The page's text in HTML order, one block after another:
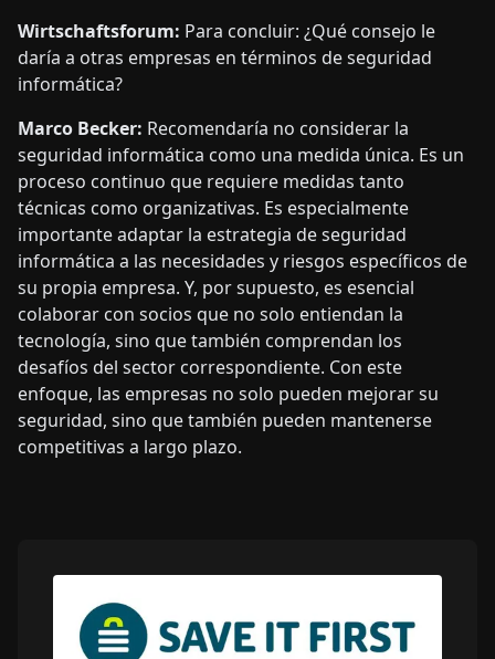
Wirtschaftsforum: Para concluir: ¿Qué consejo le
daría a otras empresas en términos de seguridad
informática?
Marco Becker: Recomendaría no considerar la
seguridad informática como una medida única. Es un
proceso continuo que requiere medidas tanto
técnicas como organizativas. Es especialmente
importante adaptar la estrategia de seguridad
informática a las necesidades y riesgos específicos de
su propia empresa. Y, por supuesto, es esencial
colaborar con socios que no solo entiendan la
tecnología, sino que también comprendan los
desafíos del sector correspondiente. Con este
enfoque, las empresas no solo pueden mejorar su
seguridad, sino que también pueden mantenerse
competitivas a largo plazo.